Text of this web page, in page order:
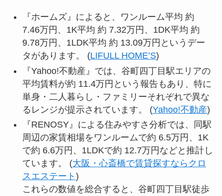
『ホームズ』によると、ワンルーム平均 約
7.46万円、1K平均 約 7.32万円、1DK平均 約
9.78万円、1LDK平均 約 13.09万円というデー
タがあります。 (LIFULL HOME’S)
『Yahoo!不動産』では、谷町四丁目駅エリアの
平均賃料が約 11.4万円という報告もあり、特に
単身・二人暮らし・ファミリーそれぞれで異な
るレンジが提示されています。 (Yahoo!不動産)
『RENOSY』による住みやすさ分析では、同駅
周辺の家賃相場をワンルームで約 6.5万円、1K
で約 6.6万円、1LDKで約 12.7万円などと推計し
ています。 (大阪・心斎橋で賃貸探すならクロ
スエステート )
これらの数値を総合すると、谷町四丁目駅徒歩